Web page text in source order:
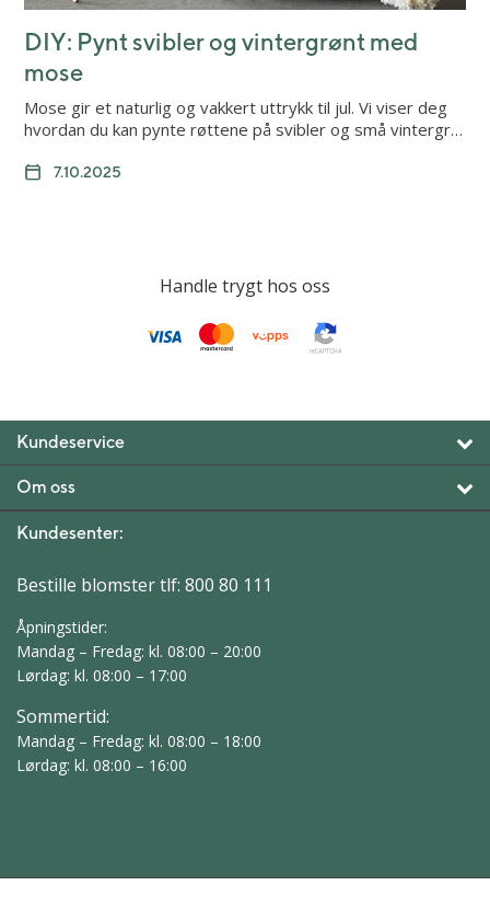
DIY: Pynt svibler og vintergrønt med
mose
Mose gir et naturlig og vakkert uttrykk til jul. Vi viser deg
hvordan du kan pynte røttene på svibler og små vintergr…
7.10.2025
Handle trygt hos oss
Kundeservice
Om oss
Kundesenter:
Bestille blomster tlf: 800 80 111
Åpningstider:
Mandag – Fredag: kl. 08:00 – 20:00
Lørdag: kl. 08:00 – 17:00
Sommertid:
Mandag – Fredag: kl. 08:00 – 18:00
Lørdag: kl. 08:00 – 16:00